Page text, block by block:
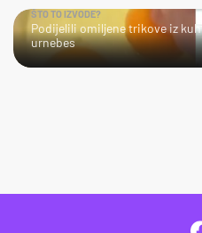
ŠTO TO IZVODE?
Podijelili omiljene trikove iz
urnebes